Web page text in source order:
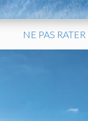
NE PAS RATER